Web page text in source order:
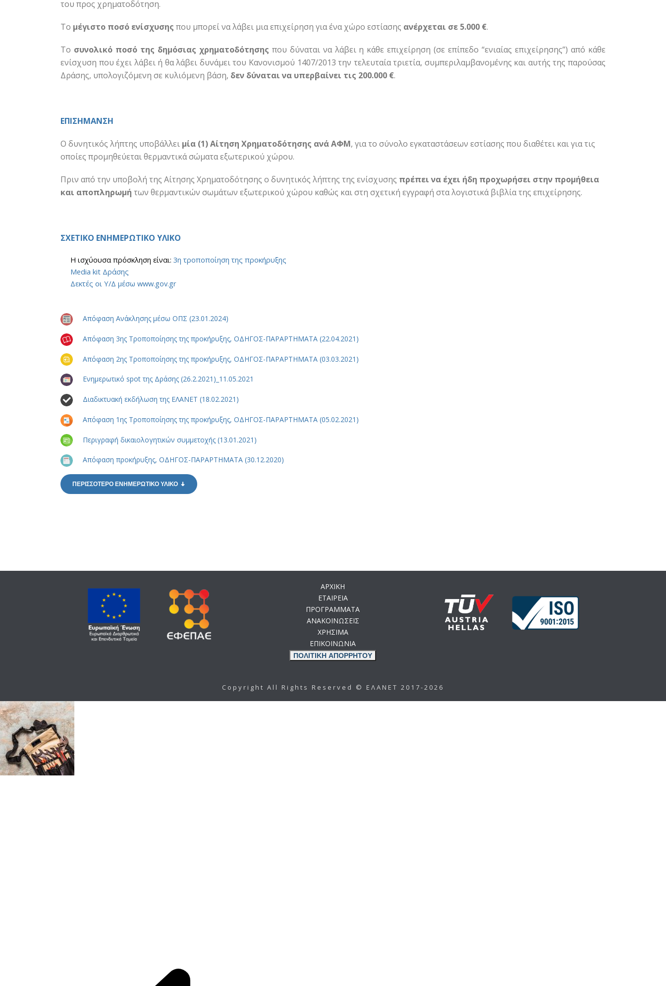
του προς χρηματοδότηση.
Το μέγιστο ποσό ενίσχυσης που μπορεί να λάβει μια επιχείρηση για ένα χώρο εστίασης ανέρχεται σε 5.000 €.
Το συνολικό ποσό της δημόσιας χρηματοδότησης που δύναται να λάβει η κάθε επιχείρηση (σε επίπεδο “ενιαίας επιχείρησης”) από κάθε
ενίσχυση που έχει λάβει ή θα λάβει δυνάμει του Κανονισμού 1407/2013 την τελευταία τριετία, συμπεριλαμβανομένης και αυτής της παρούσας
Δράσης, υπολογιζόμενη σε κυλιόμενη βάση, δεν δύναται να υπερβαίνει τις 200.000 €.
ΕΠΙΣΗΜΑΝΣΗ
Ο δυνητικός λήπτης υποβάλλει μία (1) Αίτηση Χρηματοδότησης ανά ΑΦΜ, για το σύνολο εγκαταστάσεων εστίασης που διαθέτει και για τις
οποίες προμηθεύεται θερμαντικά σώματα εξωτερικού χώρου.
Πριν από την υποβολή της Αίτησης Χρηματοδότησης ο δυνητικός λήπτης της ενίσχυσης πρέπει να έχει ήδη προχωρήσει στην προμήθεια
και αποπληρωμή των θερμαντικών σωμάτων εξωτερικού χώρου καθώς και στη σχετική εγγραφή στα λογιστικά βιβλία της επιχείρησης.
ΣΧΕΤΙΚΟ ΕΝΗΜΕΡΩΤΙΚΟ ΥΛΙΚΟ
Η ισχύουσα πρόσκληση είναι: 3η τροποποίηση της προκήρυξης
Media kit Δράσης
Δεκτές οι Υ/Δ μέσω www.gov.gr
Απόφαση Ανάκλησης μέσω ΟΠΣ (23.01.2024)
Απόφαση 3ης Τροποποίησης της προκήρυξης, ΟΔΗΓΟΣ-ΠΑΡΑΡΤΗΜΑΤΑ (22.04.2021)
Απόφαση 2ης Τροποποίησης της προκήρυξης, ΟΔΗΓΟΣ-ΠΑΡΑΡΤΗΜΑΤΑ (03.03.2021)
Ενημερωτικό spot της Δράσης (26.2.2021)_11.05.2021
Διαδικτυακή εκδήλωση της ΕΛΑΝΕΤ (18.02.2021)
Απόφαση 1ης Τροποποίησης της προκήρυξης, ΟΔΗΓΟΣ-ΠΑΡΑΡΤΗΜΑΤΑ (05.02.2021)
Περιγραφή δικαιολογητικών συμμετοχής (13.01.2021)
Απόφαση προκήρυξης, ΟΔΗΓΟΣ-ΠΑΡΑΡΤΗΜΑΤΑ (30.12.2020)
ΠΕΡΙΣΣΟΤΕΡΟ ΕΝΗΜΕΡΩΤΙΚΟ ΥΛΙΚΟ
ΑΡΧΙΚΗ
ΕΤΑΙΡΕΙΑ
ΠΡΟΓΡΑΜΜΑΤΑ
ΑΝΑΚΟΙΝΩΣΕΙΣ
ΧΡΗΣΙΜΑ
ΕΠΙΚΟΙΝΩΝΙΑ
ΠΟΛΙΤΙΚΗ ΑΠΟΡΡΗΤΟΥ
Copyright All Rights Reserved © ΕΛΑΝΕΤ 2017-2026